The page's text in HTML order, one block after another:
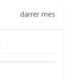
darrer mes